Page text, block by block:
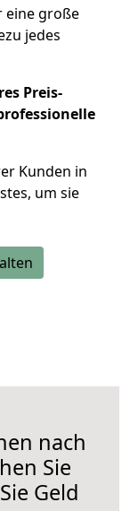
eine große
jedes
Preis-
Kunden in
um sie
nach
Sie
Geld